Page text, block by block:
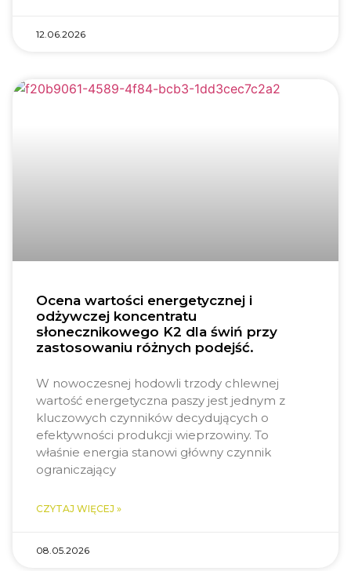
12.06.2026
Ocena wartości energetycznej i
odżywczej koncentratu
słonecznikowego K2 dla świń przy
zastosowaniu różnych podejść.
W nowoczesnej hodowli trzody chlewnej
wartość energetyczna paszy jest jednym z
kluczowych czynników decydujących o
efektywności produkcji wieprzowiny. To
właśnie energia stanowi główny czynnik
ograniczający
CZYTAJ WIĘCEJ »
08.05.2026